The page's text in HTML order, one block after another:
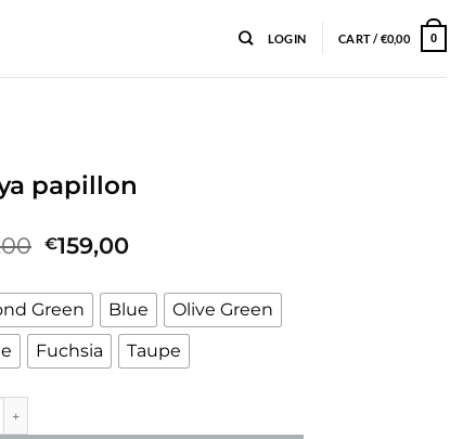
LOGIN CART /€0,00 0
papillon
Original
price
was:
€190,00.
€159,00Current
is:
€159,00.
Green Blue
Olive Green
Fuchsia Taupe